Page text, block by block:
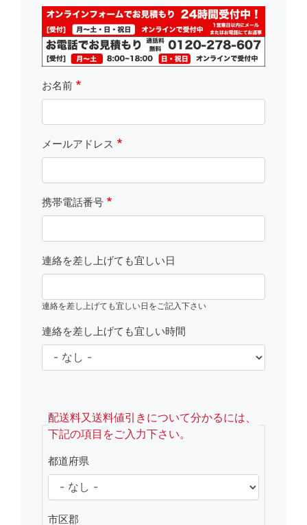
fsLeft
お名前
メールアドレス
携帯電話番号
連絡を差し上げても宜しい日
連絡を差し上げても宜しい日をご記入下さい
連絡を差し上げても宜しい時間
配送料又送料値引きについて分かるには、
下記の項目をご入力下さい。
都道府県
市区郡